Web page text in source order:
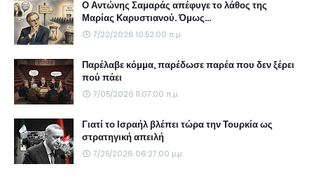
Ο Αντώνης Σαμαράς απέφυγε το λάθος της
Μαρίας Καρυστιανού. Όμως...
7/22/2026 10:52:00 π.μ.
Παρέλαβε κόμμα, παρέδωσε παρέα που δεν ξέρει
πού πάει
7/05/2026 11:07:00 π.μ.
Γιατί το Ισραήλ βλέπει τώρα την Τουρκία ως
στρατηγική απειλή
7/25/2026 06:27:00 μ.μ.